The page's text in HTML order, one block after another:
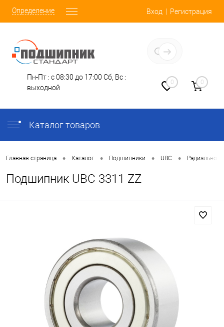
Определение Вход Регистрация
Пн-Пт : с 08:30 до 17:00 Сб, Вс :
выходной
0 0
Каталог товаров
Главная страница • Каталог • Подшипники • UBC • Радиально-
Подшипник UBC 3311 ZZ